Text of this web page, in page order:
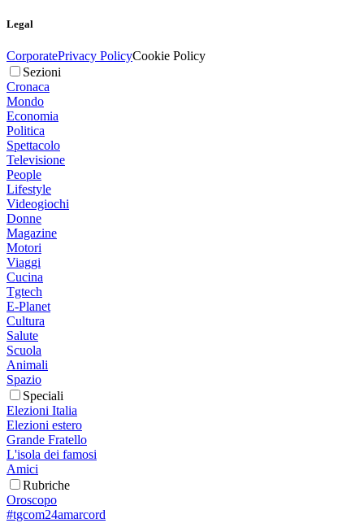
Legal
CorporatePrivacy PolicyCookie Policy
Sezioni
Cronaca
Mondo
Economia
Politica
Spettacolo
Televisione
People
Lifestyle
Videogiochi
Donne
Magazine
Motori
Viaggi
Cucina
Tgtech
E-Planet
Cultura
Salute
Scuola
Animali
Spazio
Speciali
Elezioni Italia
Elezioni estero
Grande Fratello
L'isola dei famosi
Amici
Rubriche
Oroscopo
#tgcom24amarcord